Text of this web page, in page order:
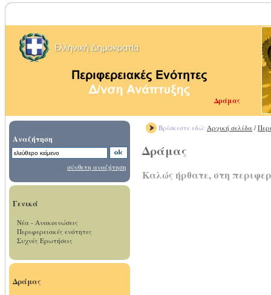
Δράμας
Αναζήτηση
σύνθετη αναζήτηση
Γενικά
Νέα - Ανακοινώσεις
Περιφερειακές ενότητες
Συχνές Ερωτήσεις
Δράμας
Βρίσκεστε εδώ: Αρχική σελίδα /
Δράμας
Καλώς ήρθατε, στη